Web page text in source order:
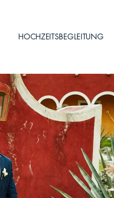
HOCHZEITSBEGLEITUNG